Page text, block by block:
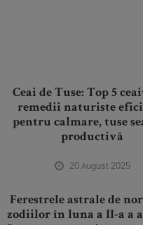
Ceai de Tuse: Top 5
remedii naturiste
pentru calmare, tuse
productivă
20 August 2025
Ferestrele astrale de
zodiilor în luna a II-a a